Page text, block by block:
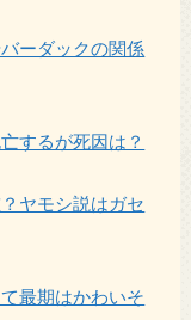
ーダックの関係
するが死因は？
ヤモシ説はガセ
最期はかわいそ